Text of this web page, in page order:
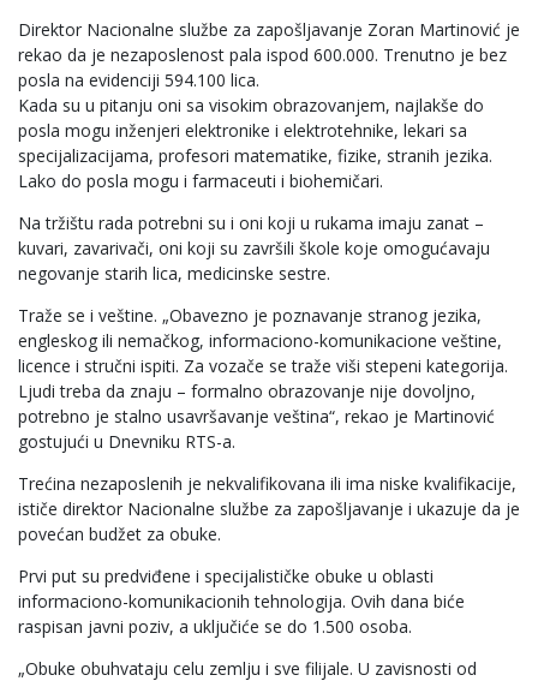
Direktor Nacionalne službe za zapošljavanje Zoran Martinović je
rekao da je nezaposlenost pala ispod 600.000. Trenutno je bez
posla na evidenciji 594.100 lica.
Kada su u pitanju oni sa visokim obrazovanjem, najlakše do
posla mogu inženjeri elektronike i elektrotehnike, lekari sa
specijalizacijama, profesori matematike, fizike, stranih jezika.
Lako do posla mogu i farmaceuti i biohemičari.
Na tržištu rada potrebni su i oni koji u rukama imaju zanat –
kuvari, zavarivači, oni koji su završili škole koje omogućavaju
negovanje starih lica, medicinske sestre.
Traže se i veštine. „Obavezno je poznavanje stranog jezika,
engleskog ili nemačkog, informaciono-komunikacione veštine,
licence i stručni ispiti. Za vozače se traže viši stepeni kategorija.
Ljudi treba da znaju – formalno obrazovanje nije dovoljno,
potrebno je stalno usavršavanje veština“, rekao je Martinović
gostujući u Dnevniku RTS-a.
Trećina nezaposlenih je nekvalifikovana ili ima niske kvalifikacije,
ističe direktor Nacionalne službe za zapošljavanje i ukazuje da je
povećan budžet za obuke.
Prvi put su predviđene i specijalističke obuke u oblasti
informaciono-komunikacionih tehnologija. Ovih dana biće
raspisan javni poziv, a uključiće se do 1.500 osoba.
„Obuke obuhvataju celu zemlju i sve filijale. U zavisnosti od